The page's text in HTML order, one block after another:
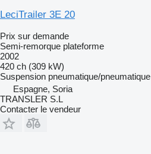
LeciTrailer 3E 20
Prix sur demande
Semi-remorque plateforme
2002
420 ch (309 kW)
Suspension pneumatique/pneumatique
Espagne, Soria
TRANSLER S.L
Contacter le vendeur